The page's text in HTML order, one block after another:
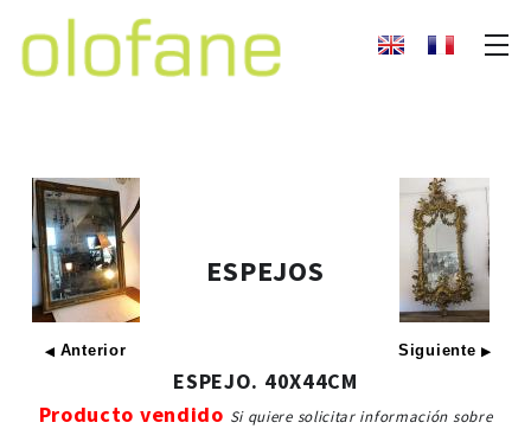
◀ Anterior
ESPEJOS
Siguiente▶
ESPEJO. 40X44CM
Producto vendido Si quiere solicitar información sobre